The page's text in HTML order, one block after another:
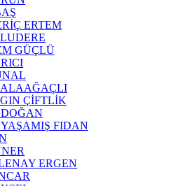
ERTEM
GÜÇLÜ
ALAAĞAÇLI
ÇİFTLİK
FIDAN
ERGEN